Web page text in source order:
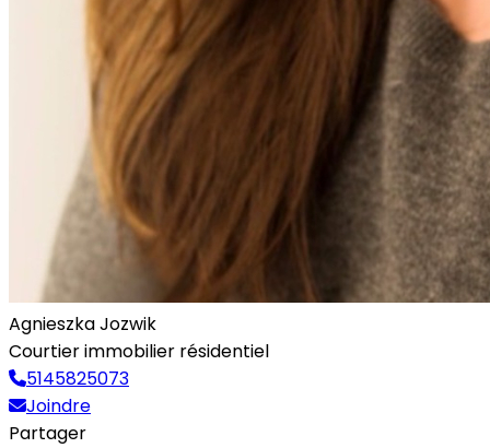
Agnieszka Jozwik
Courtier immobilier résidentiel
5145825073
Joindre
Partager